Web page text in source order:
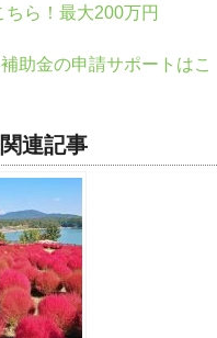
ら！最大200万円
助金の申請サポートはこ
連記事